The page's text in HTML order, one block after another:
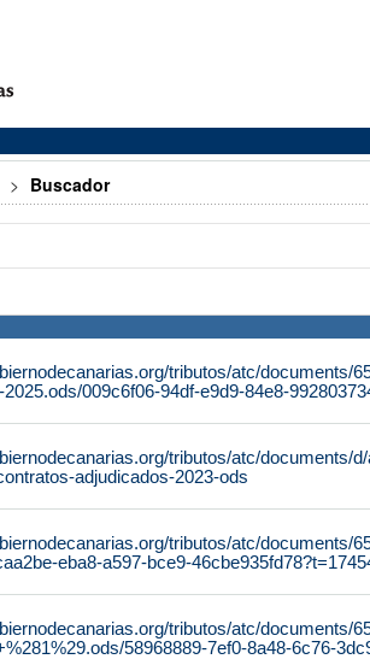
> Buscador
tributos/atc/documents/
009c6f06-94df-e9d9-84e8-
tributos/atc/documents/
adjudicados-2023-ods
tributos/atc/documents/
eba8-a597-bce9-
tributos/atc/documents/
58968889-7ef0-8a48-6c76-